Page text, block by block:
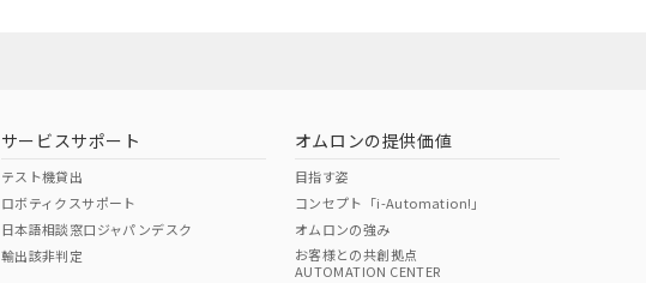
サービスサポート
テスト機貸出
ロボティクスサポート
日本語相談窓口ジャパンデスク
輸出該非判定
オムロンの提供価値
目指す姿
コンセプト「i-Automation!」
オムロンの強み
お客様との共創拠点
AUTOMATION CENTER